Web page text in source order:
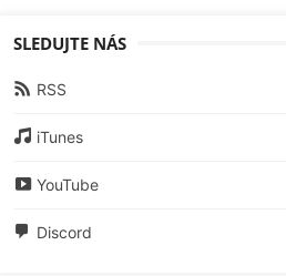
SLEDUJTE NÁS
RSS
iTunes
YouTube
Discord